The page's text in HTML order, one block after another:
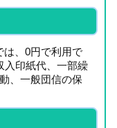
は、0円で利用で
入印紙代、一部繰
、一般団信の保